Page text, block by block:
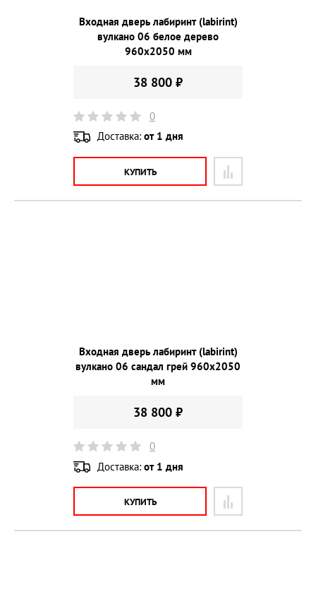
Входная дверь лабиринт (labirint)
вулкано 06 белое дерево
960х2050 мм
38 800 ₽
0
Доставка: от 1 дня
КУПИТЬ
Входная дверь лабиринт (labirint)
вулкано 06 сандал грей 960х2050
мм
38 800 ₽
0
Доставка: от 1 дня
КУПИТЬ